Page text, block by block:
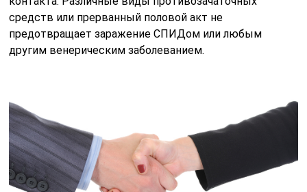
средств или прерванный половой акт не
предотвращает заражение СПИДом или любым
другим венерическим заболеванием.